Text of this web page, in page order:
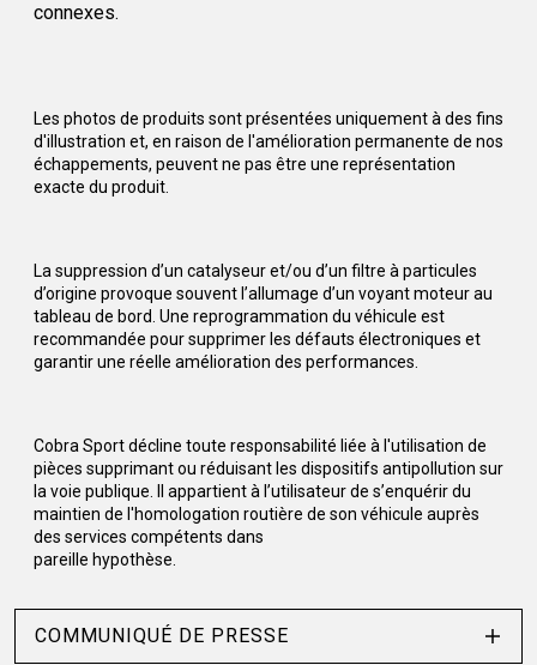
connexes.
Les photos de produits sont présentées uniquement à des fins
d'illustration et, en raison de l'amélioration permanente de nos
échappements, peuvent ne pas être une représentation
exacte du produit.
La suppression d’un catalyseur et/ou d’un filtre à particules
d’origine provoque souvent l’allumage d’un voyant moteur au
tableau de bord. Une reprogrammation du véhicule est
recommandée pour supprimer les défauts électroniques et
garantir une réelle amélioration des performances.
Cobra Sport décline toute responsabilité liée à l'utilisation de
pièces supprimant ou réduisant les dispositifs antipollution sur
la voie publique. Il appartient à l’utilisateur de s’enquérir du
maintien de l'homologation routière de son véhicule auprès
des services compétents dans
pareille hypothèse.
COMMUNIQUÉ DE PRESSE